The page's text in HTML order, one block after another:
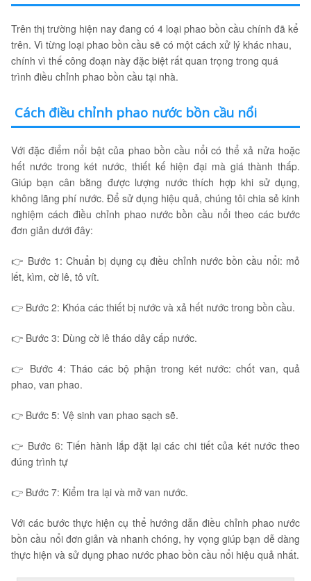
Trên thị trường hiện nay đang có 4 loại phao bồn cầu chính đã kể
trên. Vì từng loại phao bồn cầu sẽ có một cách xử lý khác nhau,
chính vì thế công đoạn này đặc biệt rất quan trọng trong quá
trình điều chỉnh phao bồn cầu tại nhà.
Cách điều chỉnh phao nước bồn cầu nổi
Với đặc điểm nổi bật của phao bồn cầu nổi có thể xả nửa hoặc
hết nước trong két nước, thiết kế hiện đại mà giá thành thấp.
Giúp bạn cân bằng được lượng nước thích hợp khi sử dụng,
không lãng phí nước. Để sử dụng hiệu quả, chúng tôi chia sẻ kinh
nghiệm cách điều chỉnh phao nước bồn cầu nổi theo các bước
đơn giản dưới đây:
👉 Bước 1: Chuẩn bị dụng cụ điều chỉnh nước bồn cầu nổi: mỏ
lết, kìm, cờ lê, tô vít.
👉 Bước 2: Khóa các thiết bị nước và xả hết nước trong bồn cầu.
👉 Bước 3: Dùng cờ lê tháo dây cấp nước.
👉 Bước 4: Tháo các bộ phận trong két nước: chốt van, quả
phao, van phao.
👉 Bước 5: Vệ sinh van phao sạch sẽ.
👉 Bước 6: Tiến hành lắp đặt lại các chi tiết của két nước theo
đúng trình tự
👉 Bước 7: Kiểm tra lại và mở van nước.
Với các bước thực hiện cụ thể hướng dẫn điều chỉnh phao nước
bồn cầu nổi đơn giản và nhanh chóng, hy vọng giúp bạn dễ dàng
thực hiện và sử dụng phao nước phao bồn cầu nổi hiệu quả nhất.